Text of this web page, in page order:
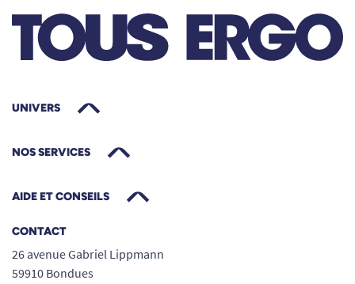
UNIVERS
NOS SERVICES
AIDE ET CONSEILS
CONTACT
26 avenue Gabriel Lippmann
59910 Bondues